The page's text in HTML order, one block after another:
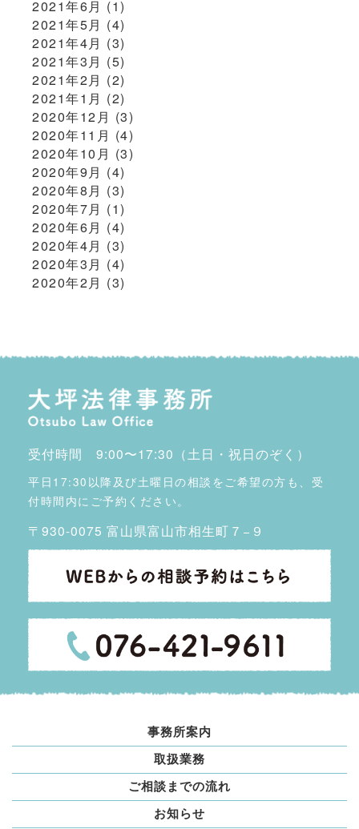
2021年6月 (1)
2021年5月 (4)
2021年4月 (3)
2021年3月 (5)
2021年2月 (2)
2021年1月 (2)
2020年12月 (3)
2020年11月 (4)
2020年10月 (3)
2020年9月 (4)
2020年8月 (3)
2020年7月 (1)
2020年6月 (4)
2020年4月 (3)
2020年3月 (4)
2020年2月 (3)
受付時間 9:00〜17:30（土日・祝日のぞく）
平日17:30以降及び土曜日の相談をご希望の方も、受
付時間内にご予約ください。
〒930-0075 富山県富山市相生町７−９
事務所案内
取扱業務
ご相談までの流れ
お知らせ